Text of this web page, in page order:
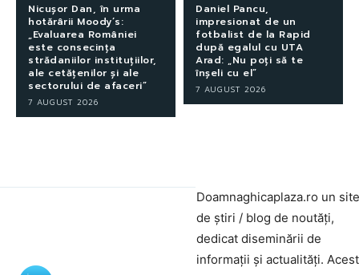
Nicușor Dan, în urma
hotărârii Moody’s:
„Evaluarea României
este consecința
strădaniilor instituțiilor,
ale cetățenilor și ale
sectorului de afaceri”
7 AUGUST 2026
Daniel Pancu,
impresionat de un
fotbalist de la Rapid
după egalul cu UTA
Arad: „Nu poți să te
înșeli cu el”
7 AUGUST 2026
Doamnaghicaplaza.ro un site
de știri / blog de noutăți,
dedicat diseminării de
informații și actualități.